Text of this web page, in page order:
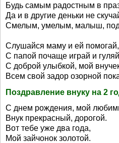
Будь самым радостным в
Да и в другие деньки не
Смелым, умелым, малыш,
Слушайся маму и ей помогай,
С папой почаще играй и
С доброй улыбкой, мой
Всем свой задор озорной
Поздравление внуку на 2
С днем рождения, мой
Внук прекрасный, дорогой.
Вот тебе уже два года,
Мой зайчонок золотой.